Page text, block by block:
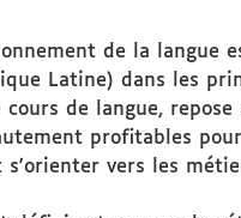
de la langue
Latine) dans les
de langue, repose
profitables
vers les